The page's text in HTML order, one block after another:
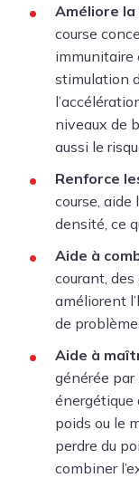
Améliore
course
immunitaire
stimulation
niveaux de
aussi le
Renforce
course, aide
densité, ce
Aide à
courant,
améliorent
de
Aide à
générée par
énergétique
poids ou le
perdre du
combiner